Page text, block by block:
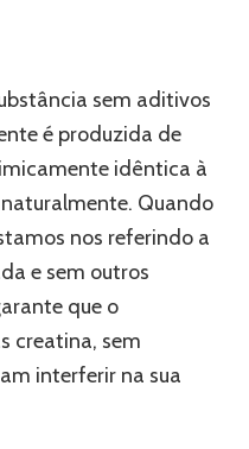
sem aditivos
é produzida de
idêntica à
Quando
nos referindo a
e sem outros
que o
creatina, sem
interferir na sua